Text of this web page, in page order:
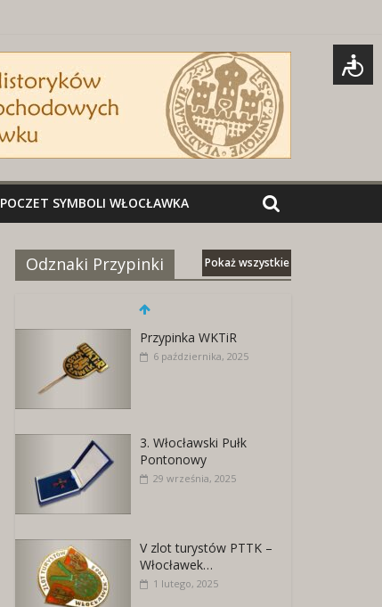
POCZET SYMBOLI WŁOCŁAWKA
Odznaki Przypinki Pokaż wszystkie
Przypinka WKTiR
6 października, 2025
3. Włocławski Pułk
Pontonowy
29 września, 2025
V zlot turystów PTTK –
Włocławek…
1 lutego, 2025